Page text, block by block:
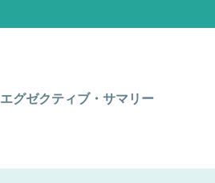
エグゼクティブ・サマリー